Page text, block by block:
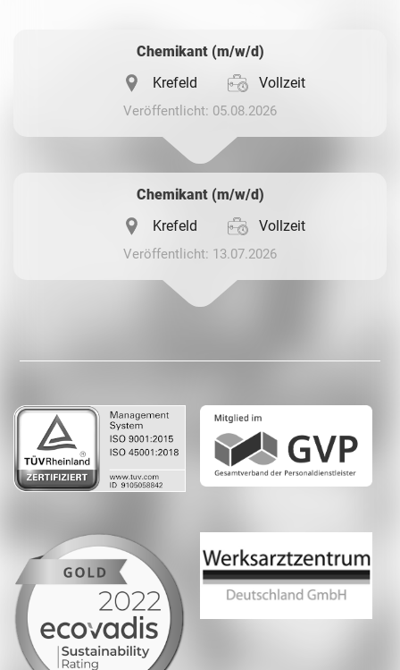
Chemikant (m/w/d)
Krefeld
Vollzeit
Veröffentlicht: 05.08.2026
Chemikant (m/w/d)
Krefeld
Vollzeit
Veröffentlicht: 13.07.2026